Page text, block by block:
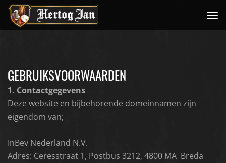
GEBRUIKSVOORWAARDEN
1. Contactgegevens
Deze website en bijbehorende domeinnamen zijn
eigendom van;
InBev Nederland N.V.
Adres: Ceresstraat 1, Postbus 3212, 4800 MA Breda